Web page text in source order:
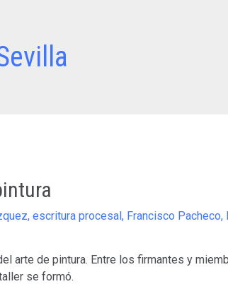
, escritura procesal, Francisco Pacheco,
arte de pintura. Entre los firmantes y
se formó.